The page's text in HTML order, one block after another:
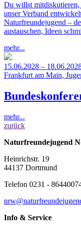
Du willst mitdiskutieren,
unser Verband
Naturfreundejugend –
austauschen, Ideen
mehr...
15.06.2028 –
Frankfurt am Main,
mehr...
zurück
Naturfreundejugend
Heinrichstr. 19
44137 Dortmund
Telefon 0231 -
nrw@naturfreundejugen
Info & Service